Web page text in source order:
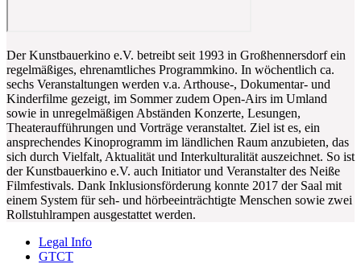
Der Kunstbauerkino e.V. betreibt seit 1993 in Großhennersdorf ein
regelmäßiges, ehrenamtliches Programmkino. In wöchentlich ca.
sechs Veranstaltungen werden v.a. Arthouse-, Dokumentar- und
Kinderfilme gezeigt, im Sommer zudem Open-Airs im Umland
sowie in unregelmäßigen Abständen Konzerte, Lesungen,
Theateraufführungen und Vorträge veranstaltet. Ziel ist es, ein
ansprechendes Kinoprogramm im ländlichen Raum anzubieten, das
sich durch Vielfalt, Aktualität und Interkulturalität auszeichnet. So ist
der Kunstbauerkino e.V. auch Initiator und Veranstalter des Neiße
Filmfestivals. Dank Inklusionsförderung konnte 2017 der Saal mit
einem System für seh- und hörbeeinträchtigte Menschen sowie zwei
Rollstuhlrampen ausgestattet werden.
Legal Info
GTCT